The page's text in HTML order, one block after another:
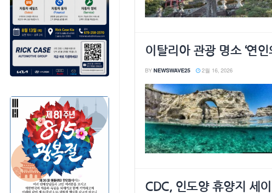
이탈리아 관광 명소 ‘연
BY NEWSWAVE25 2월 16, 2026
CDC, 인도양 휴양지 세